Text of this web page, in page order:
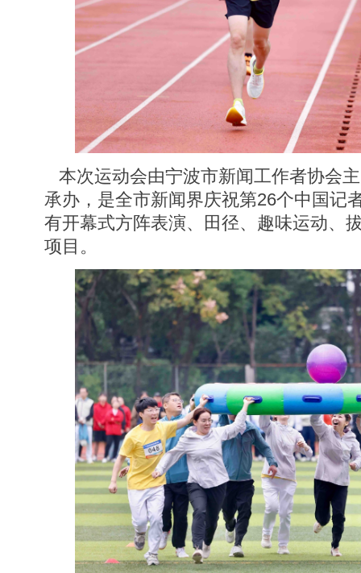
本次运动会由宁波市新闻工作者协会
承办，是全市新闻界庆祝第26个中国记
有开幕式方阵表演、田径、趣味运动、
项目。